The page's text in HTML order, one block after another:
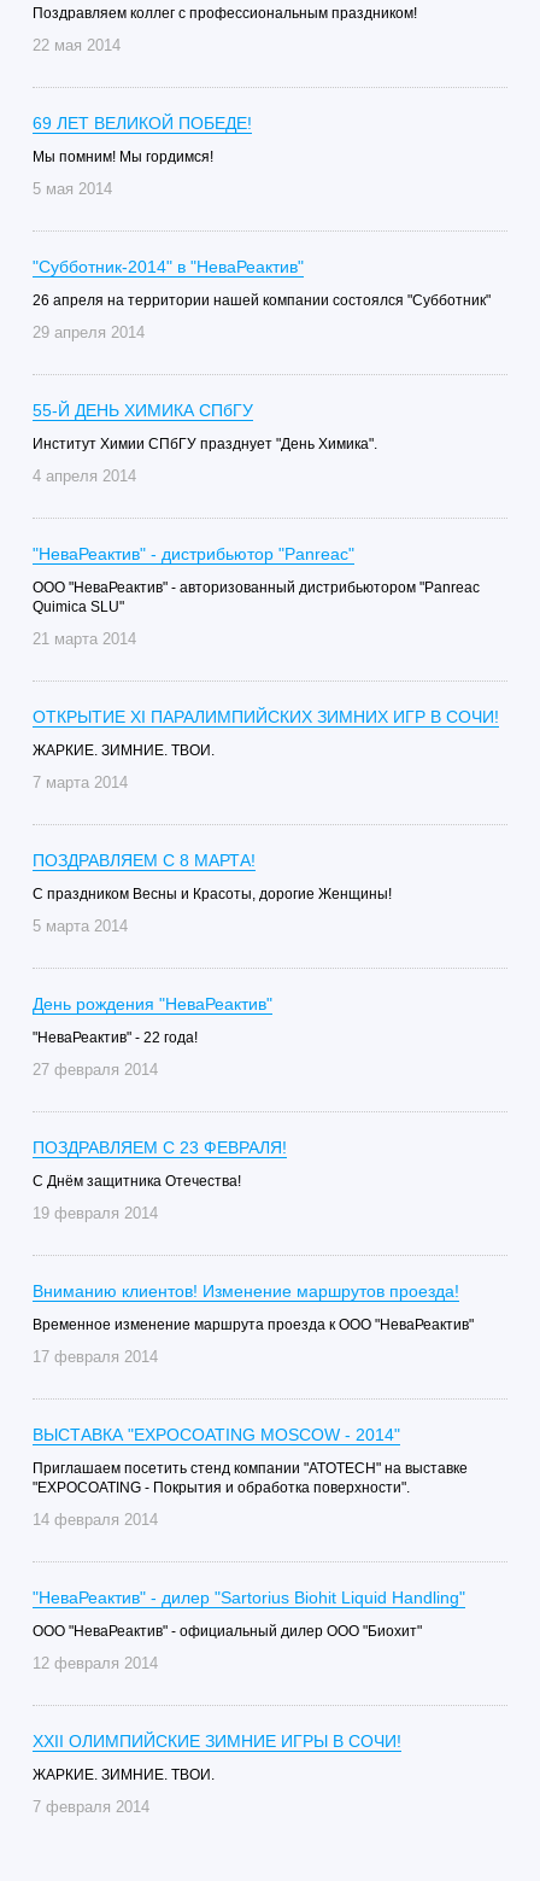
Поздравляем коллег с профессиональным праздником!
22 мая 2014
69 ЛЕТ ВЕЛИКОЙ ПОБЕДЕ!
Мы помним! Мы гордимся!
5 мая 2014
"Субботник-2014" в "НеваРеактив"
26 апреля на территории нашей компании состоялся "Субботник"
29 апреля 2014
55-Й ДЕНЬ ХИМИКА СПбГУ
Институт Химии СПбГУ празднует "День Химика".
4 апреля 2014
"НеваРеактив" - дистрибьютор "Panreac"
ООО "НеваРеактив" - авторизованный дистрибьютором "Panreac
Quimica SLU"
21 марта 2014
ОТКРЫТИЕ XI ПАРАЛИМПИЙСКИХ ЗИМНИХ ИГР В СОЧИ!
ЖАРКИЕ. ЗИМНИЕ. ТВОИ.
7 марта 2014
ПОЗДРАВЛЯЕМ С 8 МАРТА!
С праздником Весны и Красоты, дорогие Женщины!
5 марта 2014
День рождения "НеваРеактив"
"НеваРеактив" - 22 года!
27 февраля 2014
ПОЗДРАВЛЯЕМ С 23 ФЕВРАЛЯ!
C Днём защитника Отечества!
19 февраля 2014
Вниманию клиентов! Изменение маршрутов проезда!
Временное изменение маршрута проезда к ООО "НеваРеактив"
17 февраля 2014
ВЫСТАВКА "EXPOCOATING MOSCOW - 2014"
Приглашаем посетить стенд компании "ATOTECH" на выставке
"EXPOCOATING - Покрытия и обработка поверхности".
14 февраля 2014
"НеваРеактив" - дилер "Sartorius Biohit Liquid Handling"
ООО "НеваРеактив" - официальный дилер ООО "Биохит"
12 февраля 2014
XXII ОЛИМПИЙСКИЕ ЗИМНИЕ ИГРЫ В СОЧИ!
ЖАРКИЕ. ЗИМНИЕ. ТВОИ.
7 февраля 2014